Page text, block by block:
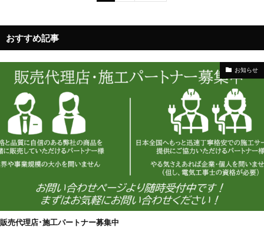
おすすめ記事
お知らせ
販売代理店･施工パートナー募集中